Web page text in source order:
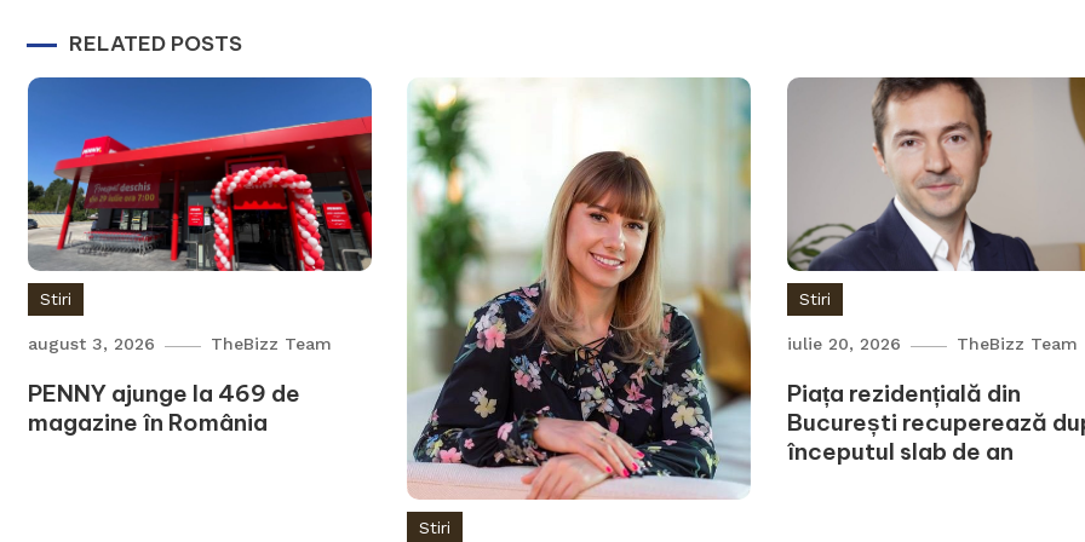
RELATED POSTS
Stiri
august 3, 2026 TheBizz Team
PENNY ajunge la 469 de
magazine în România
Stiri
Stiri
iulie 20, 2026 TheBizz Team
Piața rezidențială din
București recuperează
începutul slab de an